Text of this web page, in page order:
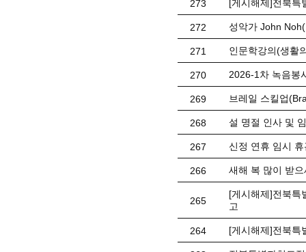
273 [게시해제]전북특
272 성악가 John
271 인문학강의(생활
270 2026-1차 녹음봉
269 브레일 스킬업
268 설 명절 인사 및
267 신정 연휴 임시
266 새해 복 많이 받
265
[게시해제]전북특
고
264 [게시해제]전북특